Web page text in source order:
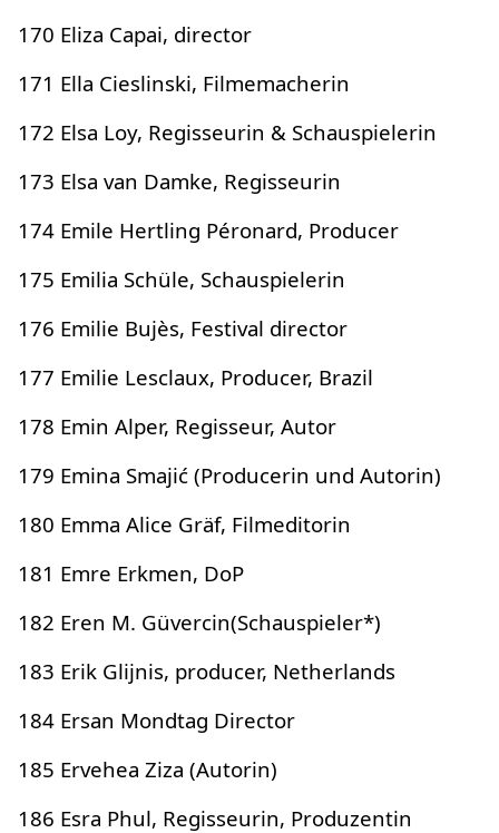
170 Eliza Capai, director
171 Ella Cieslinski, Filmemacherin
172 Elsa Loy, Regisseurin & Schauspielerin
173 Elsa van Damke, Regisseurin
174 Emile Hertling Péronard, Producer
175 Emilia Schüle, Schauspielerin
176 Emilie Bujès, Festival director
177 Emilie Lesclaux, Producer, Brazil
178 Emin Alper, Regisseur, Autor
179 Emina Smajić (Producerin und Autorin)
180 Emma Alice Gräf, Filmeditorin
181 Emre Erkmen, DoP
182 Eren M. Güvercin(Schauspieler*)
183 Erik Glijnis, producer, Netherlands
184 Ersan Mondtag Director
185 Ervehea Ziza (Autorin)
186 Esra Phul, Regisseurin, Produzentin